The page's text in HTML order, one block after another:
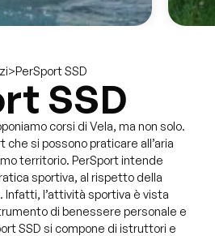
>PerSport SSD
SSD
corsi di Vela, ma non solo.
si possono praticare all’aria
territorio. PerSport intende
sportiva, al rispetto della
Infatti, l’attività sportiva è vista
di benessere personale e
SSD si compone di istruttori e